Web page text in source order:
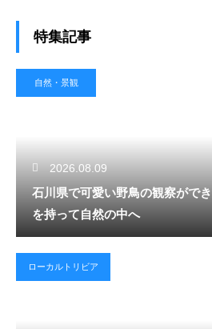
特集記事
自然・景観
2026.08.09
石川県で可愛い野鳥の観察がで
を持って自然の中へ
ローカルトリビア